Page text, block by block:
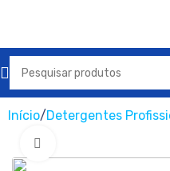
Início Detergentes